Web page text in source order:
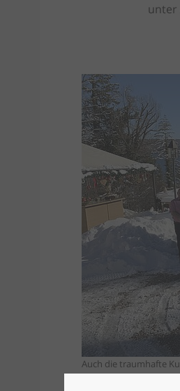
unter
Auch die traumhafte
während des